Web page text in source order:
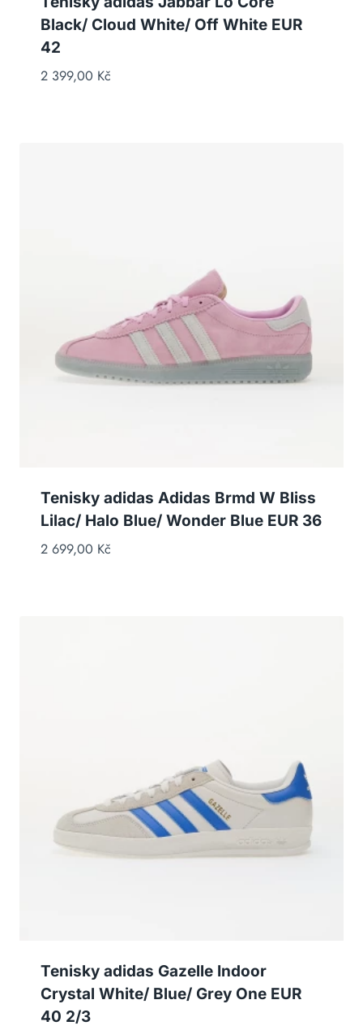
Black/ Cloud White/ Off White EUR
42
2 399,00 Kč
Tenisky adidas Adidas Brmd W Bliss
Lilac/ Halo Blue/ Wonder Blue EUR 36
2 699,00 Kč
Tenisky adidas Gazelle Indoor
Crystal White/ Blue/ Grey One EUR
40 2/3